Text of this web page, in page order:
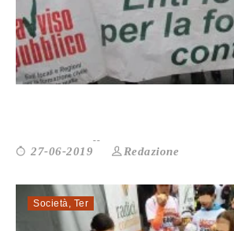
A ROMA LA SUMMER
27-06-2019 Redazione
Società, Ter